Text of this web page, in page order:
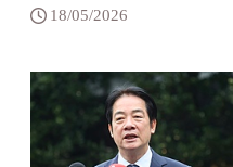
18/05/2026